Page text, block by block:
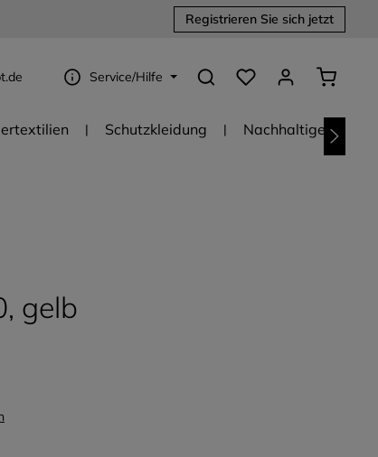
Registrieren Sie sich jetzt
Service/Hilfe
Du hast 0 Produkte
Schutzkleidung Nachhaltige
gelb